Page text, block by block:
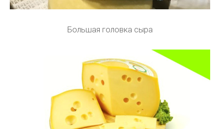
Большая головка сыра